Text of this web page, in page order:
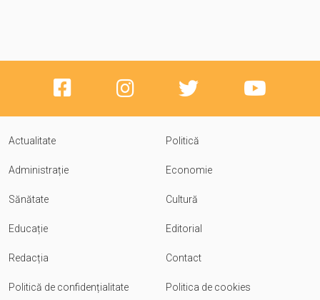
Actualitate Politică
Administrație Economie
Sănătate Cultură
Educație Editorial
Redacția Contact
Politică de confidențialitate Politica de cookies